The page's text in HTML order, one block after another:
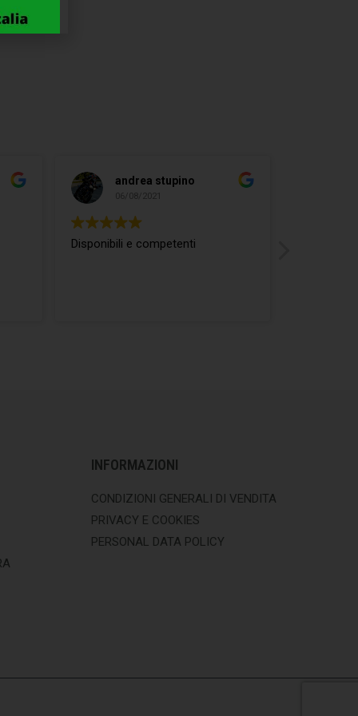
andrea stupino
06/08/2021
Disponibili e competenti
INFORMAZIONI
CONDIZIONI GENERALI DI VENDITA
PRIVACY E COOKIES
PERSONAL DATA POLICY